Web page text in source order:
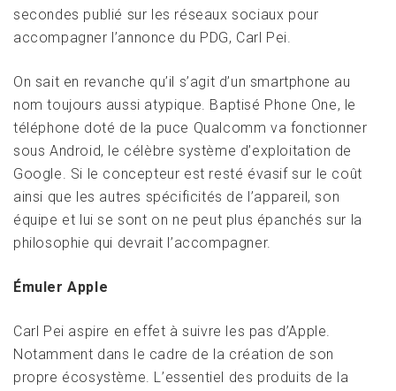
secondes publié sur les réseaux sociaux pour
accompagner l’annonce du PDG, Carl Pei.
On sait en revanche qu’il s’agit d’un smartphone au
nom toujours aussi atypique. Baptisé Phone One, le
téléphone doté de la puce Qualcomm va fonctionner
sous Android, le célèbre système d’exploitation de
Google. Si le concepteur est resté évasif sur le coût
ainsi que les autres spécificités de l’appareil, son
équipe et lui se sont on ne peut plus épanchés sur la
philosophie qui devrait l’accompagner.
Émuler Apple
Carl Pei aspire en effet à suivre les pas d’Apple.
Notamment dans le cadre de la création de son
propre écosystème. L’essentiel des produits de la